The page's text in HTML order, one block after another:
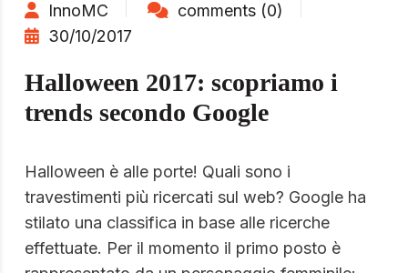
InnoMC
comments (0)
30/10/2017
Halloween 2017: scopriamo i
trends secondo Google
Halloween è alle porte! Quali sono i
travestimenti più ricercati sul web? Google ha
stilato una classifica in base alle ricerche
effettuate. Per il momento il primo posto è